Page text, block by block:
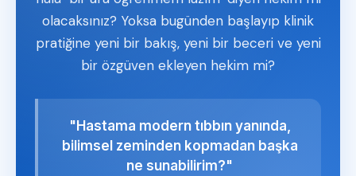
olacaksınız? Yoksa bugünden başlayıp klinik
pratiğine yeni bir bakış, yeni bir beceri ve yeni
bir özgüven ekleyen hekim mi?
"Hastama modern tıbbın yanında,
bilimsel zeminden kopmadan başka
ne sunabilirim?"